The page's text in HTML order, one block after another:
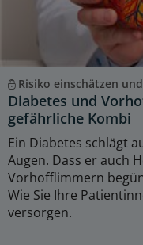
Risiko einschätzen
Diabetes und
gefährliche Kombi
Ein Diabetes schlägt
Augen. Dass er auch
Vorhofflimmern
Wie Sie Ihre
versorgen.